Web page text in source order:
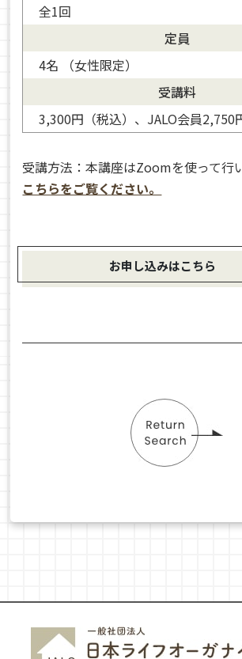
全1回
定員
4名 （女性限定）
受講料
3,300円（税込）、JALO会員2,750
受講方法：本講座はZoomを使って行
こちらをご覧ください。
お申し込みはこちら